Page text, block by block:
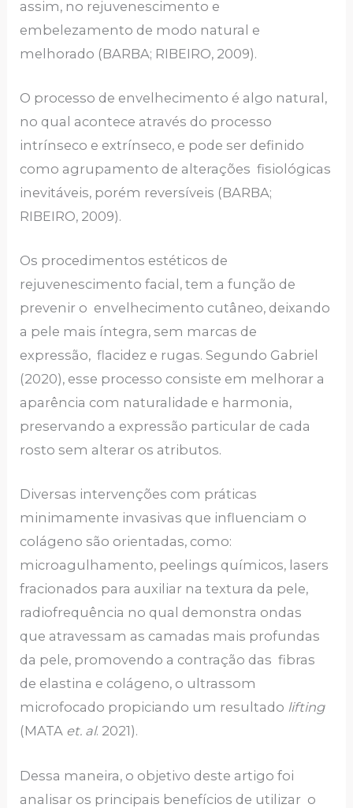
assim, no rejuvenescimento e
embelezamento de modo natural e
melhorado (BARBA; RIBEIRO, 2009).
O processo de envelhecimento é algo natural,
no qual acontece através do processo
intrínseco e extrínseco, e pode ser definido
como agrupamento de alterações fisiológicas
inevitáveis, porém reversíveis (BARBA;
RIBEIRO, 2009).
Os procedimentos estéticos de
rejuvenescimento facial, tem a função de
prevenir o envelhecimento cutâneo, deixando
a pele mais íntegra, sem marcas de
expressão, flacidez e rugas. Segundo Gabriel
(2020), esse processo consiste em melhorar a
aparência com naturalidade e harmonia,
preservando a expressão particular de cada
rosto sem alterar os atributos.
Diversas intervenções com práticas
minimamente invasivas que influenciam o
colágeno são orientadas, como:
microagulhamento, peelings químicos, lasers
fracionados para auxiliar na textura da pele,
radiofrequência no qual demonstra ondas
que atravessam as camadas mais profundas
da pele, promovendo a contração das fibras
de elastina e colágeno, o ultrassom
microfocado propiciando um resultado lifting
(MATA et. al. 2021).
Dessa maneira, o objetivo deste artigo foi
analisar os principais benefícios de utilizar o